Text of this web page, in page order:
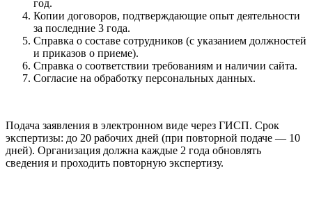
год.
Копии договоров, подтверждающие опыт деятельности
за последние 3 года.
Справка о составе сотрудников (с указанием должностей
и приказов о приеме).
Справка о соответствии требованиям и наличии сайта.
Согласие на обработку персональных данных.
Подача заявления в электронном виде через ГИСП. Срок
экспертизы: до 20 рабочих дней (при повторной подаче — 10
дней). Организация должна каждые 2 года обновлять
сведения и проходить повторную экспертизу.